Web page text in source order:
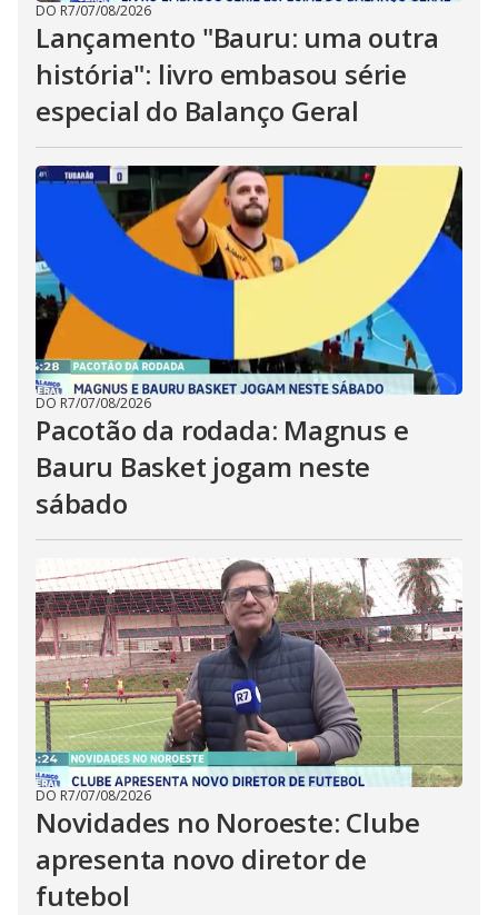
DO R7/07/08/2026
Lançamento "Bauru: uma outra
história": livro embasou série
especial do Balanço Geral
DO R7/07/08/2026
Pacotão da rodada: Magnus e
Bauru Basket jogam neste
sábado
DO R7/07/08/2026
Novidades no Noroeste: Clube
apresenta novo diretor de
futebol